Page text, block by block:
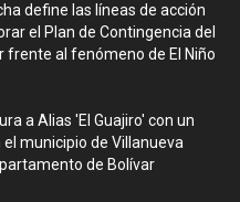
define las líneas de acción
el Plan de Contingencia del
frente al fenómeno de El Niño
a Alias 'El Guajiro' con un
municipio de Villanueva
de Bolívar